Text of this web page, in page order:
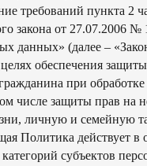
требований пункта 2
закона от 27.07.2006
данных» (далее –
обеспечения
при
числе защиты прав на
личную и семейную
Политика действует в
субъектов